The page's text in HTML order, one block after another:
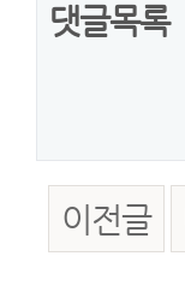
댓글목록
이전글